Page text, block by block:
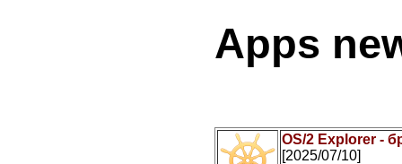
Apps
OS/2 Explorer -
[2025/07/10]